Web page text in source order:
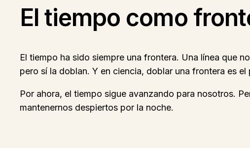
El tiempo como
El tiempo ha sido siempre una frontera. Una línea que
pero sí la doblan. Y en ciencia, doblar una frontera es el
Por ahora, el tiempo sigue avanzando para nosotros.
mantenernos despiertos por la noche.